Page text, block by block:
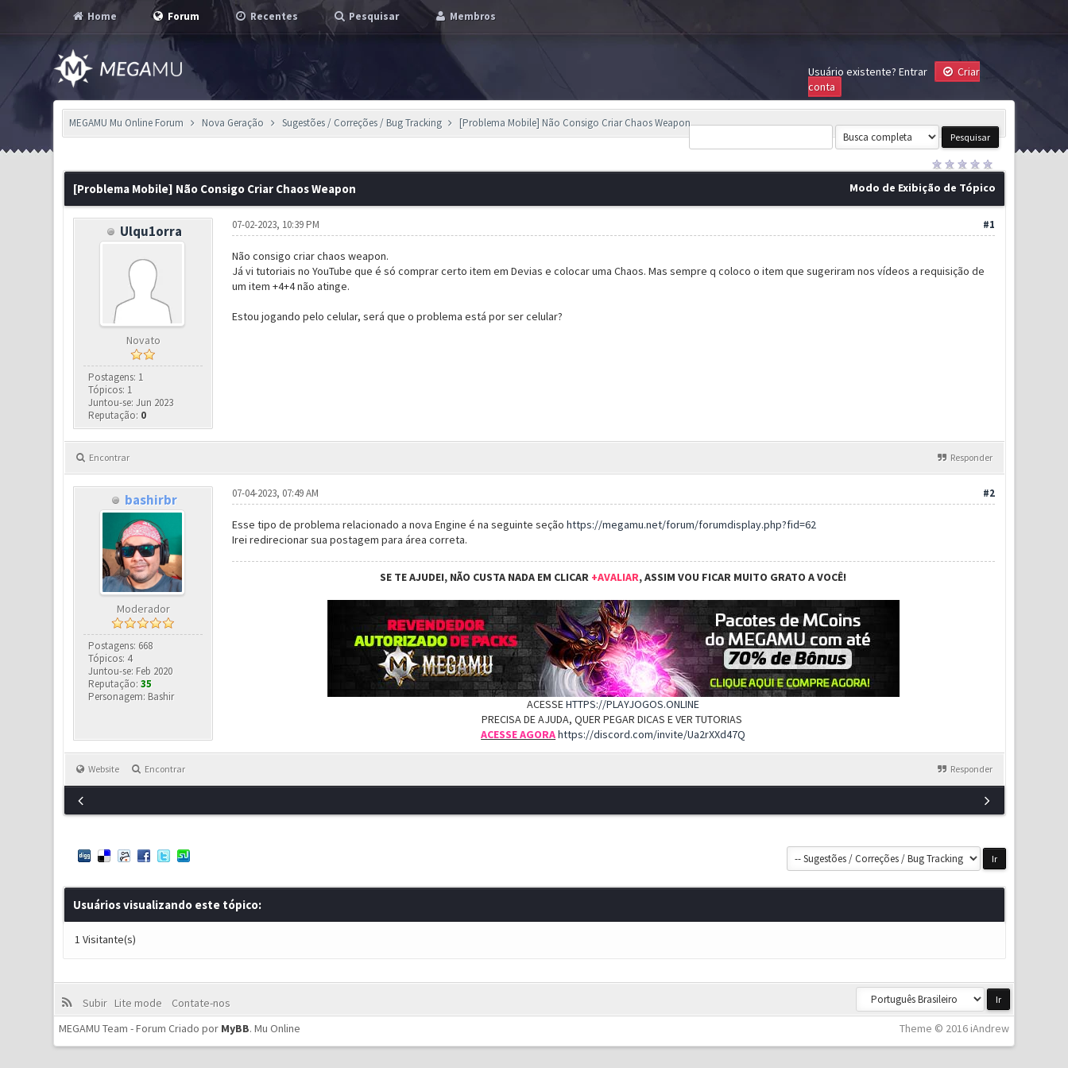
Home Forum Recentes Pesquisar Membros
Usuário existente? Entrar
Criar
conta
MEGAMU Mu Online Forum Nova Geração Sugestões / Correções / Bug Tracking [Problema Mobile] Não Consigo Criar Chaos Weapon
Modo de Exibição de Tópico
[Problema Mobile] Não Consigo Criar Chaos Weapon
Ulqu1orra
Novato
Postagens: 1
Tópicos: 1
Juntou-se: Jun 2023
Reputação: 0
#1
07-02-2023, 10:39 PM
Não consigo criar chaos weapon.
Já vi tutoriais no YouTube que é só comprar certo item em Devias e colocar uma Chaos. Mas sempre q coloco o item que sugeriram nos vídeos a requisição de
um item +4+4 não atinge.
Estou jogando pelo celular, será que o problema está por ser celular?
Encontrar Responder
bashirbr
Moderador
Postagens: 668
Tópicos: 4
Juntou-se: Feb 2020
Reputação:35
Personagem: Bashir
#2
07-04-2023, 07:49 AM
Esse tipo de problema relacionado a nova Engine é na seguinte seção https://megamu.net/forum/forumdisplay.php?fid=62
Irei redirecionar sua postagem para área correta.
SE TE AJUDEI, NÃO CUSTA NADA EM CLICAR +AVALIAR, ASSIM VOU FICAR MUITO GRATO A VOCÊ!
ACESSEHTTPS://PLAYJOGOS.ONLINE
PRECISA DE AJUDA, QUER PEGAR DICAS E VER TUTORIAS
ACESSE AGORAhttps://discord.com/invite/Ua2rXXd47Q
Website Encontrar Responder
Usuários visualizando este tópico:
1 Visitante(s)
Subir Lite mode
Contate-nos
Theme © 2016 iAndrew
MEGAMU Team - Forum Criado por MyBB.Mu Online